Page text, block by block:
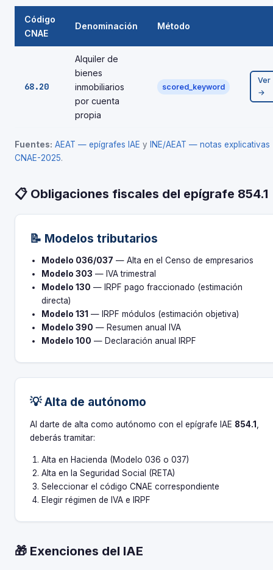
Código
CNAE
Denominación Método
68.20
Alquiler de
bienes
inmobiliarios
por cuenta
propia
scored_keyword
Ver
→
Fuentes: AEAT — epígrafes IAE y
INE/AEAT — notas explicativas
CNAE-2025.
📋 Obligaciones fiscales del epígrafe 854.1
📝 Modelos tributarios
Modelo 036/037 — Alta en el Censo de empresarios
Modelo 303 — IVA trimestral
Modelo 130 — IRPF pago fraccionado (estimación
directa)
Modelo 131 — IRPF módulos (estimación objetiva)
Modelo 390 — Resumen anual IVA
Modelo 100 — Declaración anual IRPF
💡 Alta de autónomo
Al darte de alta como autónomo con el epígrafe IAE 854.1
deberás tramitar:
Alta en Hacienda (Modelo 036 o 037)
Alta en la Seguridad Social (RETA)
Seleccionar el código CNAE correspondiente
Elegir régimen de IVA e IRPF
🎁 Exenciones del IAE